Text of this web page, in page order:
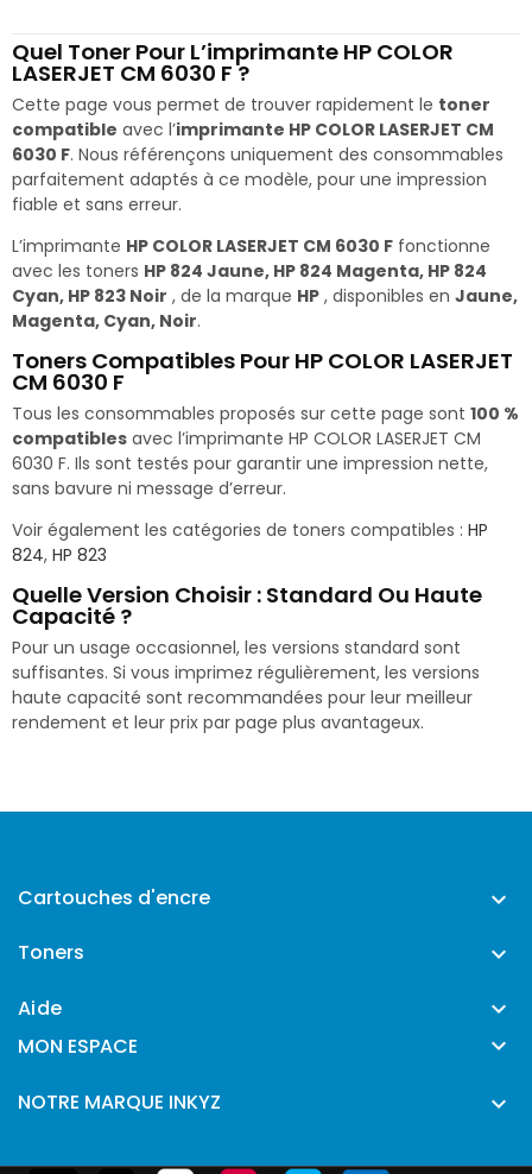
Quel Toner Pour L’imprimante HP COLOR
LASERJET CM 6030 F ?
Cette page vous permet de trouver rapidement le toner
compatible avec l’imprimante HP COLOR LASERJET CM
6030 F. Nous référençons uniquement des consommables
parfaitement adaptés à ce modèle, pour une impression
fiable et sans erreur.
L’imprimante HP COLOR LASERJET CM 6030 F fonctionne
avec les toners HP 824 Jaune, HP 824 Magenta, HP 824
Cyan, HP 823 Noir , de la marque HP , disponibles en Jaune,
Magenta, Cyan, Noir.
Toners Compatibles Pour HP COLOR LASERJET
CM 6030 F
Tous les consommables proposés sur cette page sont 100 %
compatibles avec l’imprimante HP COLOR LASERJET CM
6030 F. Ils sont testés pour garantir une impression nette,
sans bavure ni message d’erreur.
Voir également les catégories de toners compatibles : HP
824, HP 823
Quelle Version Choisir : Standard Ou Haute
Capacité ?
Pour un usage occasionnel, les versions standard sont
suffisantes. Si vous imprimez régulièrement, les versions
haute capacité sont recommandées pour leur meilleur
rendement et leur prix par page plus avantageux.
Cartouches d'encre 
Toners 
Aide 
MON ESPACE 
NOTRE MARQUE INKYZ 